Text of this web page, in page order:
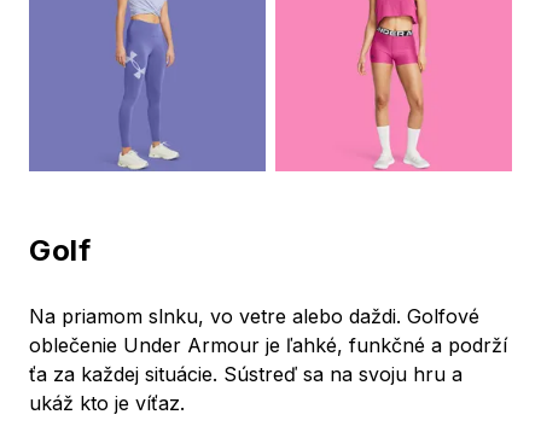
Golf
Na priamom slnku, vo vetre alebo daždi. Golfové
oblečenie Under Armour je ľahké, funkčné a podrží
ťa za každej situácie. Sústreď sa na svoju hru a
ukáž kto je víťaz.